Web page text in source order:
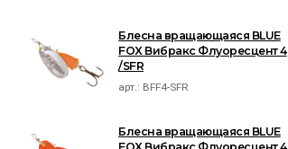
Блесна вращающаяся BLUE
FOX Вибракс Флуоресцент 4
/SFR
арт.: BFF4-SFR
Блесна вращающаяся BLUE